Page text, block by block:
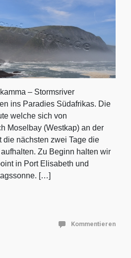
– Stormsriver
ins Paradies Südafrikas. Die
welche sich von
Moselbay (Westkap) an der
die nächsten zwei Tage die
Zu Beginn halten wir
in Port Elisabeth und
[…]
Kommentieren